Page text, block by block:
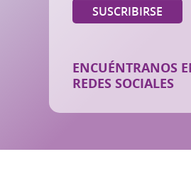
ENCUÉNTRANOS
REDES SOCIALES